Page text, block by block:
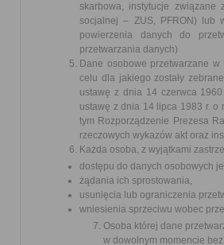
skarbowa, instytucje związane
socjalnej – ZUS, PFRON) lub
powierzenia danych do
przetwarzania danych)
Dane osobowe przetwarzane
celu dla jakiego zostały
ustawę z dnia 14 czerwca
ustawę z dnia 14 lipca 1983 r. o
tym Rozporządzenie Prezesa
rzeczowych wykazów akt oraz
Każda osoba, z wyjątkami
dostępu do danych osobowych
żądania ich sprostowania,
usunięcia lub ograniczenia
wniesienia sprzeciwu wobec
Osoba której dane
w dowolnym momencie